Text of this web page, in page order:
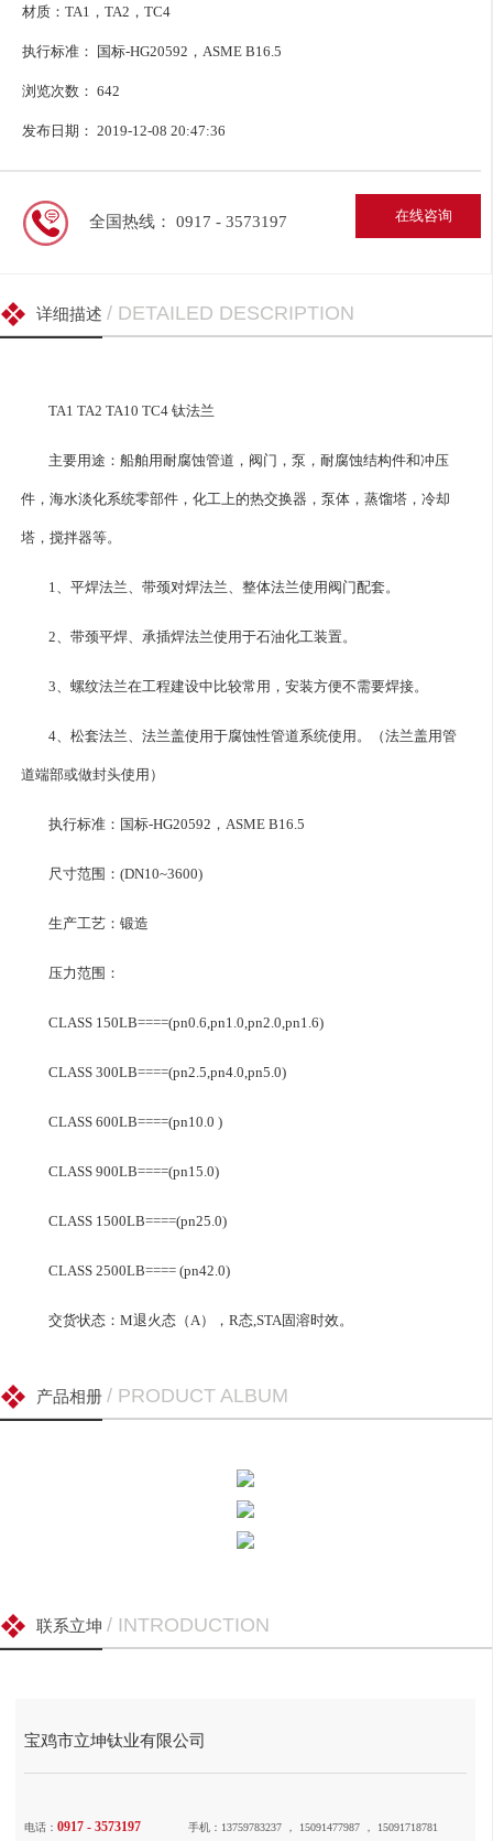
材质：TA1，TA2，TC4
执行标准： 国标-HG20592，ASME B16.5
浏览次数： 642
发布日期： 2019-12-08 20:47:36
在线咨询
全国热线： 0917 - 3573197
详细描述 / DETAILED DESCRIPTION
TA1 TA2 TA10 TC4钛法兰
主要用途：船舶用耐腐蚀管道，阀门，泵，耐腐蚀结构件和冲压
件，海水淡化系统零部件，化工上的热交换器，泵体，蒸馏塔，冷却
塔，搅拌器等。
1、平焊法兰、带颈对焊法兰、整体法兰使用阀门配套。
2、带颈平焊、承插焊法兰使用于石油化工装置。
3、螺纹法兰在工程建设中比较常用，安装方便不需要焊接。
4、松套法兰、法兰盖使用于腐蚀性管道系统使用。（法兰盖用管
道端部或做封头使用）
执行标准：国标-HG20592，ASME B16.5
尺寸范围：(DN10~3600)
生产工艺：锻造
压力范围：
CLASS 150LB====(pn0.6,pn1.0,pn2.0,pn1.6)
CLASS 300LB====(pn2.5,pn4.0,pn5.0)
CLASS 600LB====(pn10.0 )
CLASS 900LB====(pn15.0)
CLASS 1500LB====(pn25.0)
CLASS 2500LB==== (pn42.0)
交货状态：M退火态（A），R态,STA固溶时效。
产品相册 / PRODUCT ALBUM
联系立坤 / INTRODUCTION
宝鸡市立坤钛业有限公司
电话： 0917 - 3573197 手机：13759783237 ， 15091477987 ， 15091718781